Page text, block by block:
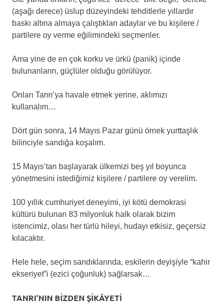
(aşağı derece) üslup düzeyindeki tehditlerle yıllardır
baskı altına almaya çalıştıkları adaylar ve bu kişilere /
partilere oy verme eğilimindeki seçmenler.
Ama yine de en çok korku ve ürkü (panik) içinde
bulunanların, güçlüler olduğu görülüyor.
Onları Tanrı’ya havale etmek yerine, aklımızı
kullanalım…
Dört gün sonra, 14 Mayıs Pazar günü örnek yurttaşlık
bilinciyle sandığa koşalım.
15 Mayıs’tan başlayarak ülkemizi beş yıl boyunca
yönetmesini istediğimiz kişilere / partilere oy verelim.
100 yıllık cumhuriyet deneyimi, iyi kötü demokrasi
kültürü bulunan 83 milyonluk halk olarak bizim
istencimiz, olası her türlü hileyi, hudayı etkisiz, geçersiz
kılacaktır.
Hele hele, seçim sandıklarında, eskilerin deyişiyle “kahir
ekseriyet”i (ezici çoğunluk) sağlarsak…
TANRI’NIN BİZDEN ŞİKÂYETİ